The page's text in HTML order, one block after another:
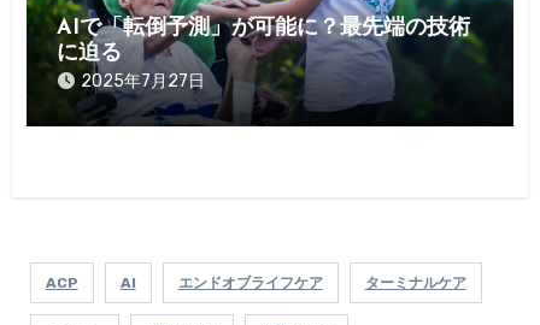
AIで「転倒予測」が可能に？最先端の技術
に迫る
2025年7月27日
ACP AI エンドオブライフケア ターミナルケア